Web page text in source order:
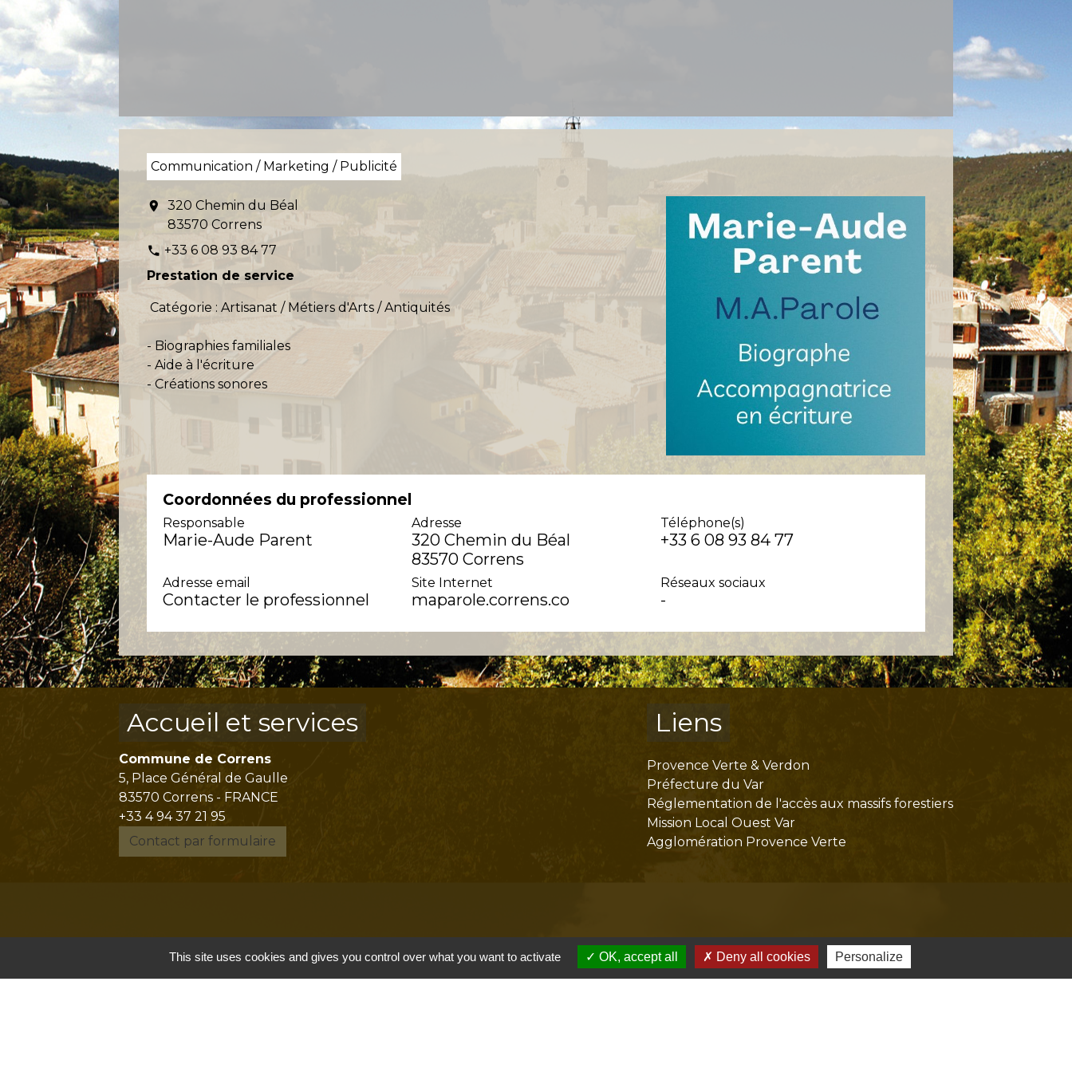
Communication / Marketing / Publicité
location_on
320 Chemin du Béal
83570 Correns
phone +33 6 08 93 84 77
Prestation de service
Catégorie : Artisanat / Métiers d'Arts / Antiquités
- Biographies familiales
- Aide à l'écriture
- Créations sonores
Coordonnées du professionnel
Responsable
Marie-Aude Parent
Adresse
320 Chemin du Béal
83570 Correns
Téléphone(s)
+33 6 08 93 84 77
Adresse email
Contacter le professionnel
Site Internet
maparole.correns.co
Réseaux sociaux
-
Accueil et services
Commune de Correns
5, Place Général de Gaulle
83570 Correns - FRANCE
+33 4 94 37 21 95
Contact par formulaire
Liens
Provence Verte & Verdon
Préfecture du Var
Réglementation de l'accès aux massifs forestiers
Mission Local Ouest Var
Agglomération Provence Verte
This site uses cookies and gives you control over what you want to activate OK, accept all Deny all cookies Personalize